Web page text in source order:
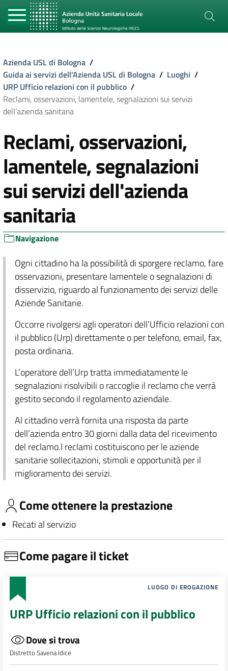
Azienda USL di Bologna /
Guida ai servizi dell'Azienda USL di Bologna / Luoghi /
URP Ufficio relazioni con il pubblico /
Reclami, osservazioni, lamentele, segnalazioni sui servizi
dell'azienda sanitaria
Reclami, osservazioni,
lamentele, segnalazioni
sui servizi dell'azienda
sanitaria
Navigazione
Ogni cittadino ha la possibilità di sporgere reclamo, fare
osservazioni, presentare lamentele o segnalazioni di
disservizio, riguardo al funzionamento dei servizi delle
Aziende Sanitarie.
Occorre rivolgersi agli operatori dell’Ufficio relazioni con
il pubblico (Urp) direttamente o per telefono, email, fax,
posta ordinaria.
L’operatore dell’Urp tratta immediatamente le
segnalazioni risolvibili o raccoglie il reclamo che verrà
gestito secondo il regolamento aziendale.
Al cittadino verrà fornita una risposta da parte
dell’azienda entro 30 giorni dalla data del ricevimento
del reclamo.I reclami costituiscono per le aziende
sanitarie sollecitazioni, stimoli e opportunità per il
miglioramento dei servizi.
Come ottenere la prestazione
Recati al servizio
Come pagare il ticket
LUOGO DI EROGAZIONE
URP Ufficio relazioni con il pubblico
Dove si trova
Distretto Savena Idice